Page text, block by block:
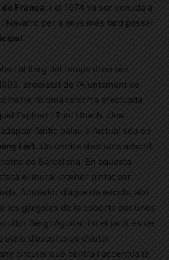
França, i el 1974 va ser venuda a
Navarro per a anys més tard passar
.
al llarg del temps diverses
propietat de l’Ajuntament de
l’última reforma efectuada
Espinet i Toni Ubach. Una
l’antic palau a l’actual seu de
i art. Un centre d’estudis adscrit
de Barcelona. En aquesta
el mural interior pintat per
fundador d’aquesta escola, així
les gàrgoles de la coberta per unes
Sergi Aguilar. En el jardí és de
d’escultures d’autor
circular que centra i accentua la